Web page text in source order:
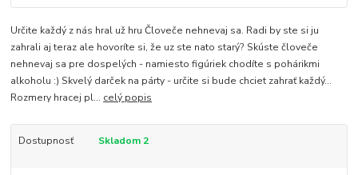
Určite každý z nás hral už hru Človeče nehnevaj sa. Radi by ste si ju
zahrali aj teraz ale hovoríte si, že uz ste nato starý? Skúste človeče
nehnevaj sa pre dospelých - namiesto figúriek chodíte s pohárikmi
alkoholu :) Skvelý darček na párty - určite si bude chciet zahrať každý...
Rozmery hracej pl... celý popis
Dostupnosť Skladom 2